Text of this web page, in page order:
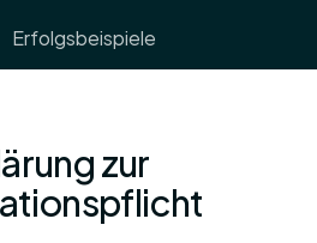
Erfolgsbeispiele
zur